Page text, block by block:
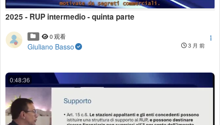
2025 - RUP intermedio - quinta parte
0 观看
Giuliano Basso 3 月 前
0:48:36